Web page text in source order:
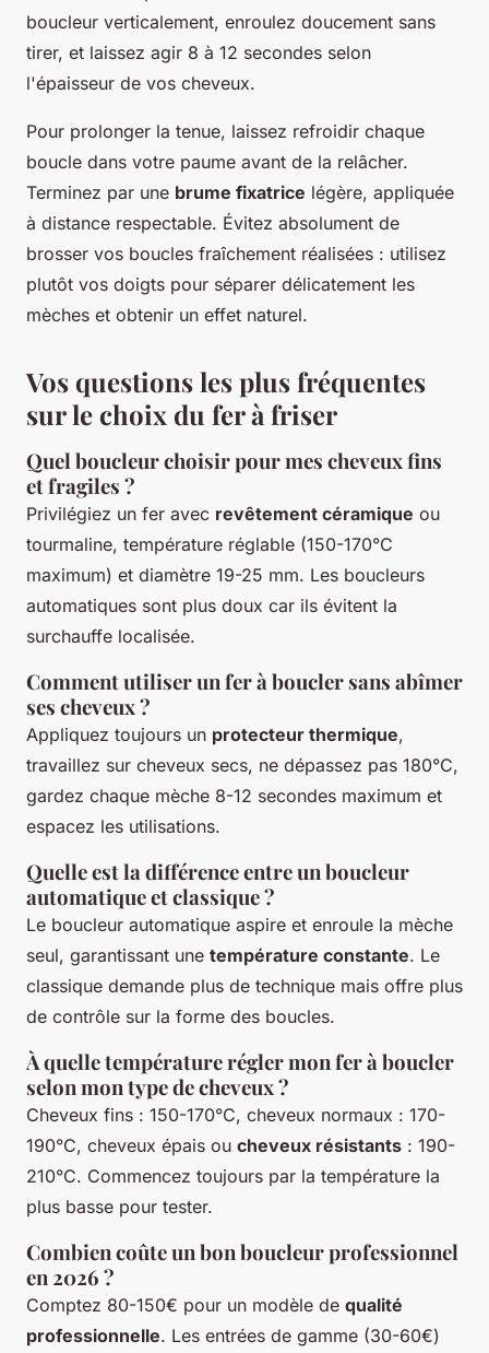
boucleur verticalement, enroulez doucement sans
tirer, et laissez agir 8 à 12 secondes selon
l'épaisseur de vos cheveux.
Pour prolonger la tenue, laissez refroidir chaque
boucle dans votre paume avant de la relâcher.
Terminez par une brume fixatrice légère, appliquée
à distance respectable. Évitez absolument de
brosser vos boucles fraîchement réalisées : utilisez
plutôt vos doigts pour séparer délicatement les
mèches et obtenir un effet naturel.
Vos questions les plus fréquentes
sur le choix du fer à friser
Quel boucleur choisir pour mes cheveux fins
et fragiles ?
Privilégiez un fer avec revêtement céramique ou
tourmaline, température réglable (150-170°C
maximum) et diamètre 19-25 mm. Les boucleurs
automatiques sont plus doux car ils évitent la
surchauffe localisée.
Comment utiliser un fer à boucler sans abîmer
ses cheveux ?
Appliquez toujours un protecteur thermique,
travaillez sur cheveux secs, ne dépassez pas 180°C,
gardez chaque mèche 8-12 secondes maximum et
espacez les utilisations.
Quelle est la différence entre un boucleur
automatique et classique ?
Le boucleur automatique aspire et enroule la mèche
seul, garantissant une température constante. Le
classique demande plus de technique mais offre plus
de contrôle sur la forme des boucles.
À quelle température régler mon fer à boucler
selon mon type de cheveux ?
Cheveux fins : 150-170°C, cheveux normaux : 170-
190°C, cheveux épais ou cheveux résistants : 190-
210°C. Commencez toujours par la température la
plus basse pour tester.
Combien coûte un bon boucleur professionnel
en 2026 ?
Comptez 80-150€ pour un modèle de qualité
professionnelle. Les entrées de gamme (30-60€)